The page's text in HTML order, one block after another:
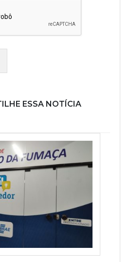
ESSA NOTÍCIA